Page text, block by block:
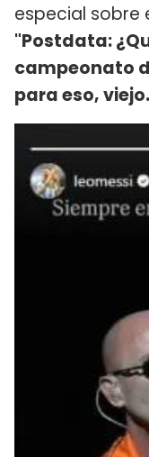
especial sobre
"Postdata:
campeonato
para eso,